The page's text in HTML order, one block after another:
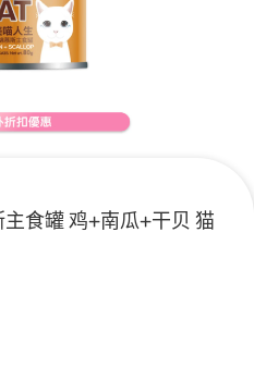
食罐 鸡+南瓜+干贝 猫